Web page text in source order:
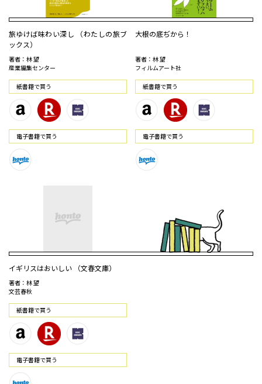
旅ゆけば味わい深し （わたしの旅ブ
ックス）
著者：林 望
産業編集センター
紙書籍で買う
電⼦書籍で買う
大根の底ぢから！
著者：林 望
フィルムアート社
紙書籍で買う
電⼦書籍で買う
イギリスはおいしい （文春文庫）
著者：林 望
文芸春秋
紙書籍で買う
電⼦書籍で買う